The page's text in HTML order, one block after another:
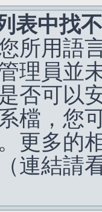
表中找
所用語
理員並
否可以
檔，您
更多的
連結請